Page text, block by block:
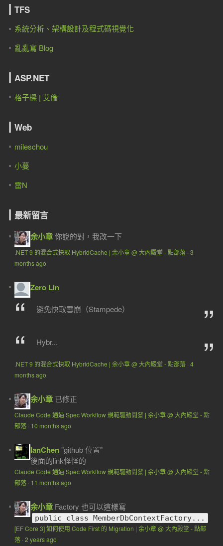
TFS
系統分析、架構設計及程式碼視覺化
亂亂寫 Blog
ASP.NET
格子樑 | 艾倫
Web
mileschou
小蔓
雷N
最新留言
余小章你說的對，我改一下
.NET 9 的混合式快取 HybridCache | 余小章 @ 大內殿堂 - 點部落· 3
months ago
Zero Lin
避免快取雪崩（Stampede）
Hybr...
.NET 9 的混合式快取 HybridCache | 余小章 @ 大內殿堂 - 點部落· 4
months ago
余小章 已修正
Claude Code 通過 Spec Workflow 規範驅動開發 | 余小章 @ 大內殿堂 - 點
部落· 10 months ago
IanChen"github 位置"
後面的link怪怪的
Claude Code 通過 Spec Workflow 規範驅動開發 | 余小章 @ 大內殿堂 - 點
部落· 11 months ago
余小章 Factory 也可以這樣寫
public class MemberDbContextFactory...
[EF Core 3] 如何使用 Code First 的 Migration | 余小章 @ 大內殿堂 - 點部
落· 2 years ago